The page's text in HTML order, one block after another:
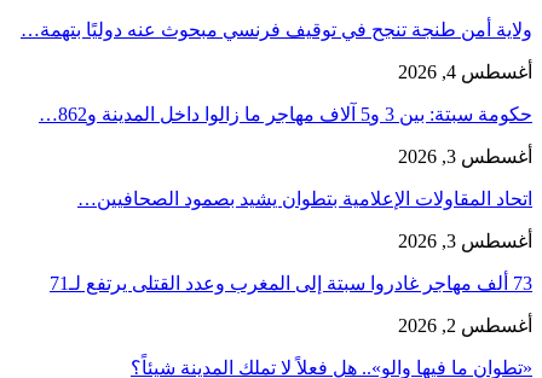
ولاية أمن طنجة تنجح في توقيف فرنسي مبحوث عنه دوليًا بتهمة…
أغسطس 4, 2026
حكومة سبتة: بين 3 و5 آلاف مهاجر ما زالوا داخل المدينة و862…
أغسطس 3, 2026
اتحاد المقاولات الإعلامية بتطوان يشيد بصمود الصحافيين…
أغسطس 3, 2026
73 ألف مهاجر غادروا سبتة إلى المغرب وعدد القتلى يرتفع لـ71
أغسطس 2, 2026
«تطوان ما فيها والو».. هل فعلاً لا تملك المدينة شيئاً؟